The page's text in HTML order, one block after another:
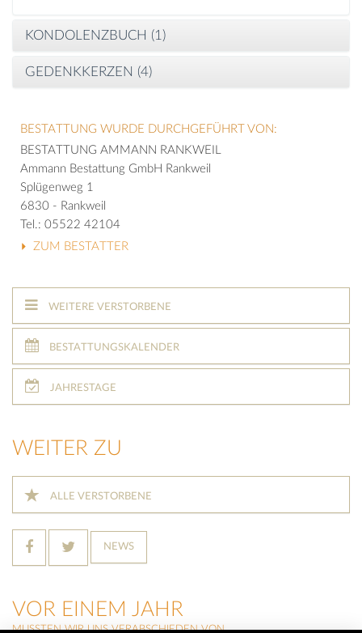
KONDOLENZBUCH (1 )
GEDENKKERZEN (4)
BESTATTUNG WURDE DURCHGEFÜHRT VON:
BESTATTUNG AMMANN RANKWEIL
Ammann Bestattung GmbH Rankweil
Splügenweg 1
6830 - Rankweil
Tel.: 05522 42104
ZUM BESTATTER
WEITERE VERSTORBENE
BESTATTUNGSKALENDER
JAHRESTAGE
WEITER ZU
ALLE VERSTORBENE
NEWS
VOR EINEM JAHR
MUSSTEN WIR UNS VERABSCHIEDEN VON